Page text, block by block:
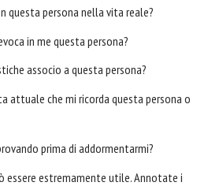
questa persona nella vita reale?
in me questa persona?
associo a questa persona?
attuale che mi ricorda questa persona o
prima di addormentarmi?
essere estremamente utile. Annotate i